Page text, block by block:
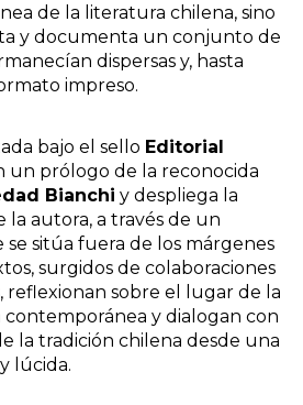
de la literatura chilena, sino
y documenta un conjunto de
dispersas y, hasta
impreso.
bajo el sello Editorial
un prólogo de la reconocida
Bianchi y despliega la
la autora, a través de un
sitúa fuera de los márgenes
surgidos de colaboraciones
reflexionan sobre el lugar de la
contemporánea y dialogan con
la tradición chilena desde una
lúcida.